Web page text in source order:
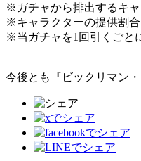
※ガチャから排出するキ
※キャラクターの提供割
※当ガチャを1回引くごと
今後とも『ビックリマン